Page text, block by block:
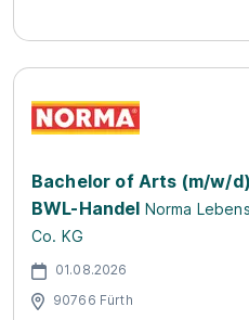
Bachelor of Arts (m/w/
BWL-Handel Norma
Co. KG
01.08.2026
90766 Fürth